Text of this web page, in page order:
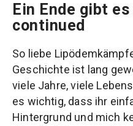
Ein Ende gibt
continued
So liebe
Geschichte ist lang
viele Jahre, viele
es wichtig, dass ihr
Hintergrund und mich